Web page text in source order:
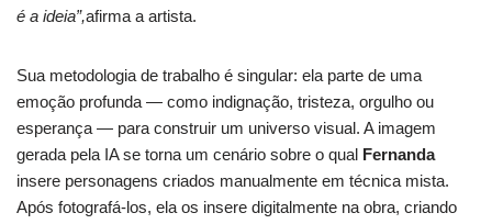
é a ideia”,afirma a artista.
Sua metodologia de trabalho é singular: ela parte de uma
emoção profunda — como indignação, tristeza, orgulho ou
esperança — para construir um universo visual. A imagem
gerada pela IA se torna um cenário sobre o qual Fernanda
insere personagens criados manualmente em técnica mista.
Após fotografá-los, ela os insere digitalmente na obra, criando